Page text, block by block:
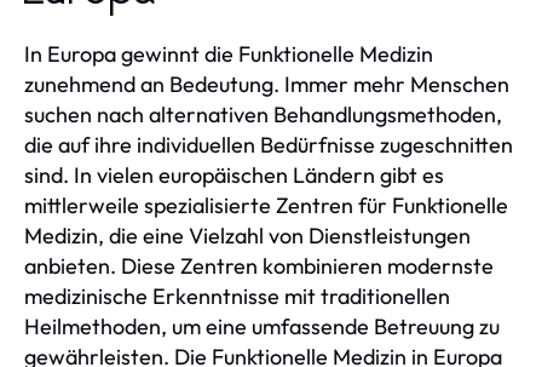
In Europa gewinnt die Funktionelle Medizin
zunehmend an Bedeutung. Immer mehr Menschen
suchen nach alternativen Behandlungsmethoden,
die auf ihre individuellen Bedürfnisse zugeschnitten
sind. In vielen europäischen Ländern gibt es
mittlerweile spezialisierte Zentren für Funktionelle
Medizin, die eine Vielzahl von Dienstleistungen
anbieten. Diese Zentren kombinieren modernste
medizinische Erkenntnisse mit traditionellen
Heilmethoden, um eine umfassende Betreuung zu
gewährleisten. Die Funktionelle Medizin in Europa